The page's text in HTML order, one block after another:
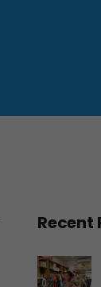
Recent